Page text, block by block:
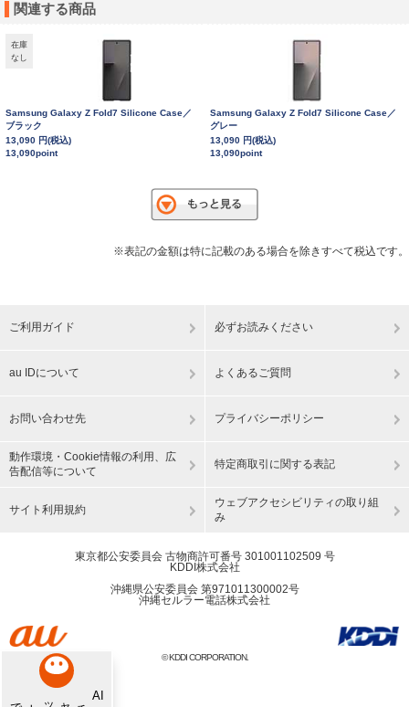
関連する商品
在庫
なし
Samsung Galaxy Z Fold7 Silicone Case／
ブラック
13,090 円(税込)
13,090point
Samsung Galaxy Z Fold7 Silicone Case／
グレー
13,090 円(税込)
13,090point
※表記の金額は特に記載のある場合を除きすべて税込です。
ご利用ガイド 必ずお読みください
au IDについて よくあるご質問
お問い合わせ先 プライバシーポリシー
動作環境・Cookie情報の利用、広
告配信等について
特定商取引に関する表記
サイト利用規約
ウェブアクセシビリティの取り組
み
東京都公安委員会 古物商許可番号 301001102509 号
KDDI株式会社
沖縄県公安委員会 第971011300002号
沖縄セルラー電話株式会社
© KDDI CORPORATION.